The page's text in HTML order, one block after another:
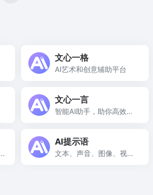
文心一格
AI艺术和创意辅助平台
文心一言
智能AI助手，助你高效工
AI提示语
文本、声音、图像、视